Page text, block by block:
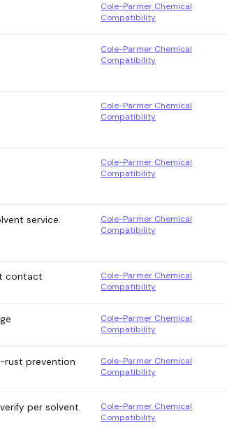
Cole-Parmer Chemical
Compatibility
Cole-Parmer Chemical
Compatibility
Cole-Parmer Chemical
Compatibility
Cole-Parmer Chemical
Compatibility
service.
Cole-Parmer Chemical
Compatibility
contact
Cole-Parmer Chemical
Compatibility
Cole-Parmer Chemical
Compatibility
rust prevention
Cole-Parmer Chemical
Compatibility
per solvent.
Cole-Parmer Chemical
Compatibility